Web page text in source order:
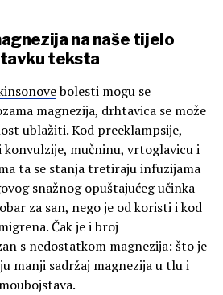
na naše tijelo
teksta
bolesti mogu se
magnezija, drhtavica se može
ublažiti. Kod preeklampsije,
mučninu, vrtoglavicu i
ta se stanja tretiraju infuzijama
snažnog opuštajućeg učinka
za san, nego je od koristi i kod
Čak je i broj
s nedostatkom magnezija: što je
manji sadržaj magnezija u tlu i